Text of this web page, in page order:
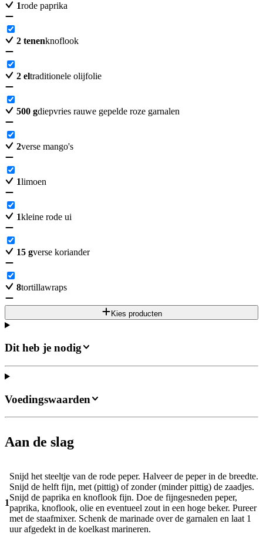
1rode paprika
2 tenenknoflook
2 eltraditionele olijfolie
500 gdiepvries rauwe gepelde roze garnalen
2verse mango's
1limoen
1kleine rode ui
15 gverse koriander
8tortillawraps
Kies producten
Dit heb je nodig
Aan de slag
1
Snijd het steeltje van de rode peper. Halveer de peper in de breedte.
Snijd de helft fijn, met (pittig) of zonder (minder pittig) de zaadjes.
Snijd de paprika en knoflook fijn. Doe de fijngesneden peper,
paprika, knoflook, olie en eventueel zout in een hoge beker. Pureer
met de staafmixer. Schenk de marinade over de garnalen en laat 1
uur afgedekt in de koelkast marineren.
Voedingswaarden